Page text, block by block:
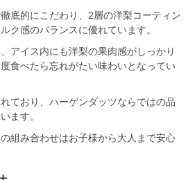
底的にこだわり、2層の洋梨コーティン
ク感のバランスに優れています。
アイス内にも洋梨の果肉感がしっかり
食べたら忘れがたい味わいとなってい
ており、ハーゲンダッツならではの品
ます。
組み合わせはお子様から大人まで安心